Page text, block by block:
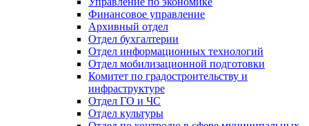
Финансовое управление
Архивный отдел
Отдел бухгалтерии
Отдел информационных технологий
Отдел мобилизационной подготовки
Комитет по градостроительству и
инфраструктуре
Отдел ГО и ЧС
Отдел культуры